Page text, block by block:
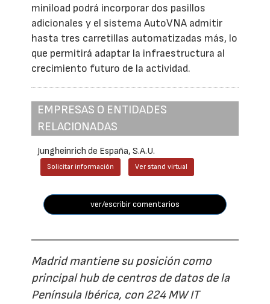
miniload podrá incorporar dos pasillos
adicionales y el sistema AutoVNA admitir
hasta tres carretillas automatizadas más, lo
que permitirá adaptar la infraestructura al
crecimiento futuro de la actividad.
EMPRESAS O ENTIDADES
RELACIONADAS
Jungheinrich de España, S.A.U.
Solicitar información Ver stand virtual
ver/escribir comentarios
Madrid mantiene su posición como
principal hub de centros de datos de la
Península Ibérica, con 224 MW IT